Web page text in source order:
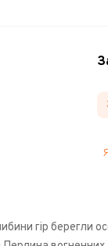
гір берегли